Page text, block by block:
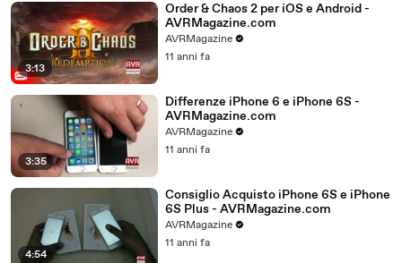
3:13
Order & Chaos 2 per iOS e Android -
AVRMagazine.com
AVRMagazine
11 anni fa
3:35
Differenze iPhone 6 e iPhone 6S -
AVRMagazine.com
AVRMagazine
11 anni fa
4:54
Consiglio Acquisto iPhone 6S e iPhone
6S Plus - AVRMagazine.com
AVRMagazine
11 anni fa